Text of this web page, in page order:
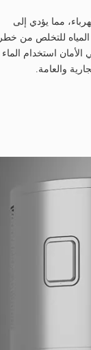
مما يؤدي إلى
للتخلص من خطر
استخدام الماء
والعامة.